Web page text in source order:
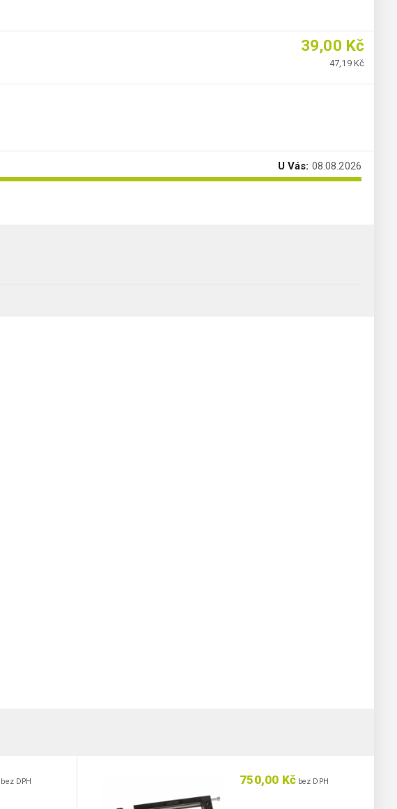
39,00 Kč
47,19 Kč
U Vás: 08.08.2026
bez DPH 750,00 Kčbez DPH